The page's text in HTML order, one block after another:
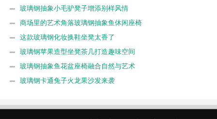
玻璃钢抽象小毛驴凳子增添别样风情
商场里的艺术角落玻璃钢抽象鱼休闲座椅
这款玻璃钢化妆换鞋坐凳太香了
玻璃钢苹果造型坐凳茶几打造趣味空间
玻璃钢抽象鱼花盆座椅融合自然与艺术
玻璃钢卡通兔子火龙果沙发来袭